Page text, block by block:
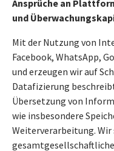
Ansprüche an
und
Mit der Nutzung von
Facebook, WhatsApp,
und erzeugen wir auf
Datafizierung
Übersetzung von
wie insbesondere
Weiterverarbeitung.